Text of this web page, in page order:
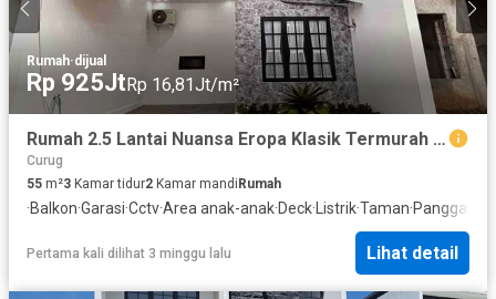
Rumah·dijual
Rp 925JtRp 16,81Jt/m²
Rumah 2.5 Lantai Nuansa Eropa Klasik Termurah Selangkah ke Tol Cibubur Cijago dan Lrt Harjamukti Fasilitas Lengkap
Curug
55 m²3 Kamar tidur2 Kamar mandiRumah
·Balkon·Garasi·Cctv·Area anak-anak·Deck· Listrik·Taman·Panggang
Pertama kali dilihat 3 minggu lalu Lihat detail